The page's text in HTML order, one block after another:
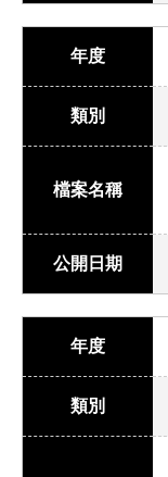
年度
類別
檔案名稱
公開日期
年度
類別